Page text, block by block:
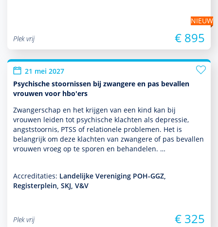
NIEUW
Plek vrij
€ 895
21 mei 2027
Psychische stoornissen bij zwangere en pas bevallen
vrouwen voor hbo'ers
Zwangerschap en het krijgen van een kind kan bij
vrouwen leiden tot psychische klachten als depres­sie,
angststoor­nis, PTSS of rela­tio­nele pro­ble­men. Het is
belang­rijk om deze klachten van zwangere of pas bevallen
vrouwen vroeg op te sporen en behan­delen. …
Accreditaties: Landelijke Vereniging POH-GGZ,
Registerplein, SKJ, V&V
Plek vrij € 325